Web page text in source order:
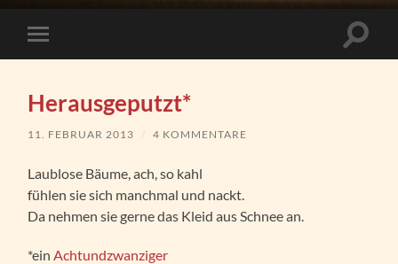
Mobile-
Menü
Herausgeputzt*
11. FEBRUAR 2013 / 4 KOMMENTARE
Laublose Bäume, ach, so kahl
fühlen sie sich manchmal und nackt.
Da nehmen sie gerne das Kleid aus Schnee an.
*ein Achtundzwanziger